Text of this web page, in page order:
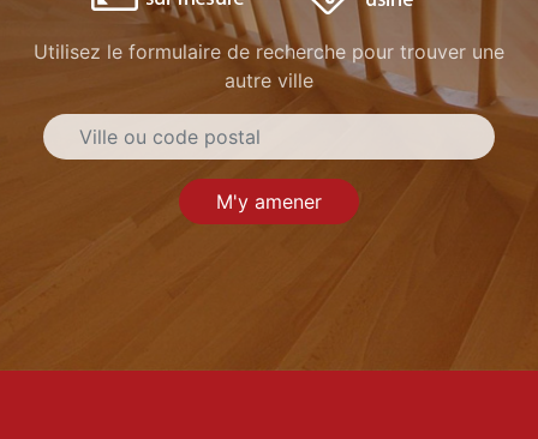
Utilisez le formulaire de recherche pour trouver une
autre ville
M'y amener